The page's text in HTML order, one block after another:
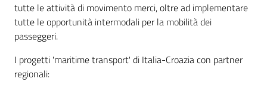
tutte le attività di movimento merci, oltre ad implementare
tutte le opportunità intermodali per la mobilità dei
passeggeri.
I progetti 'maritime transport' di Italia-Croazia con partner
regionali: